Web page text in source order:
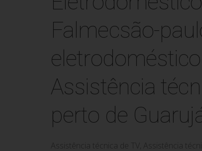
Assistência
perto de
Assistência técnica de TV, Assistência